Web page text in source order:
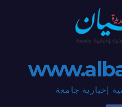
إخبارية جامعة